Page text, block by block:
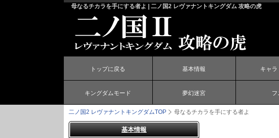
母なるチカラを手にする者よ | 二ノ国2 レヴァナントキングダム 攻略の虎
トップに戻る 基本情報 キャ
キングダムモード 夢幻迷宮 フ
二ノ国2 レヴァナントキングダムTOP 母なるチカラを手にする者よ
基本情報